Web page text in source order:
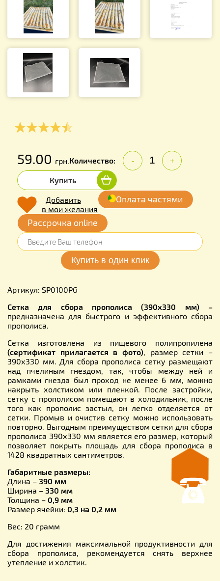
59.00 грн.Количество: - +
Купить
Добавить
в мои желания
Оплата частями
Рассрочка online
Артикул: SP0100PG
Сетка для сбора прополиса (390х330 мм) –
предназначена для быстрого и эффективного сбора
прополиса.
Сетка изготовлена из пищевого полипропилена
(сертификат прилагается в фото), размер сетки –
390х330 мм. Для сбора прополиса сетку размещают
над пчелиным гнездом, так, чтобы между ней и
рамками гнезда был проход не менее 6 мм, можно
накрыть холстиком или пленкой. После застройки,
сетку с прополисом помещают в холодильник, после
того как прополис застыл, он легко отделяется от
сетки. Промыв и очистив сетку можно использовать
повторно. Выгодным преимуществом сетки для сбора
прополиса 390х330 мм является его размер, который
позволяет покрыть площадь для сбора прополиса в
1428 квадратных сантиметров.
Габаритные размеры:
Длина – 390 мм
Ширина – 330 мм
Толщина – 0,9 мм
Размер ячейки: 0,3 на 0,2 мм
Вес: 20 грамм
Для достижения максимальной продуктивности для
сбора прополиса, рекомендуется снять верхнее
утепление и холстик.